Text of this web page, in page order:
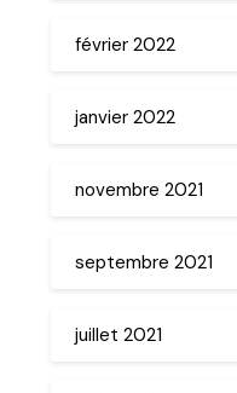
février 2022
janvier 2022
novembre 2021
septembre 2021
juillet 2021